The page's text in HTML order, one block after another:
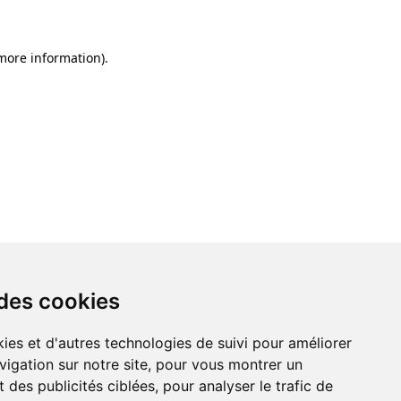
cookies
et d'autres technologies de suivi pour améliorer
sur notre site, pour vous montrer un
des publicités ciblées, pour analyser le trafic de
information).